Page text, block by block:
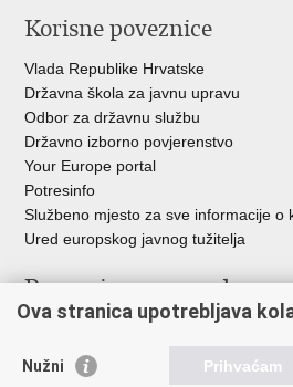
Korisne poveznice
Vlada Republike Hrvatske
Državna škola za javnu upravu
Odbor za državnu službu
Državno izborno povjerenstvo
Your Europe portal
Potresinfo
Službeno mjesto za sve informacije o
Ured europskog javnog tužitelja
Poveznice pravosudnog
Državno odvjetništvo
Ured za suzbijanje korupcije i
Ova stranica upotrebljava
Nužni Prihvaćam